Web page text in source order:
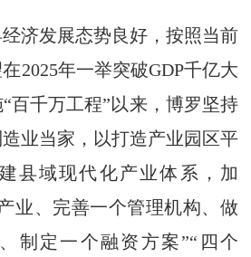
发展态势良好，按照当前
2025年一举突破GDP千亿大
百千万工程”以来，博罗坚持
业当家，以打造产业园区平
县域现代化产业体系，加
业、完善一个管理机构、做
制定一个融资方案”“四个